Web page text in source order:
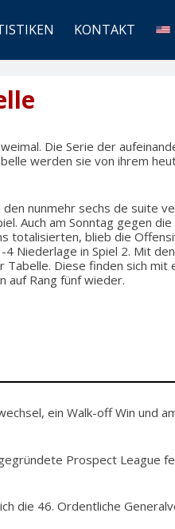
KONTAKT
Die Serie der
werden sie von ihrem
nunmehr sechs de suite
Auch am Sonntag gegen
totalisierten, blieb die
Niederlage in Spiel 2. Mit
Diese finden sich mit
auf Rang fünf wieder.
ein Walk-off Win und
Prospect League
die 46. Ordentliche